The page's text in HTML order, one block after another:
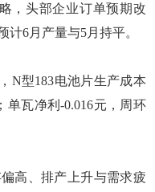
，头部企业订单预期改
6月产量与5月持平。
型183电池片生产成本
单瓦净利-0.016元，周环
高、排产上升与需求疲